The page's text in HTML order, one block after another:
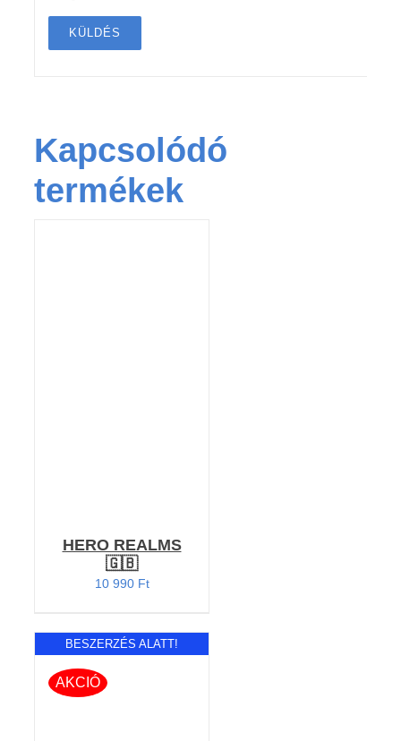
Kapcsolódó
termékek
HERO REALMS
🇬🇧
10 990 Ft
BESZERZÉS ALATT!
AKCIÓ